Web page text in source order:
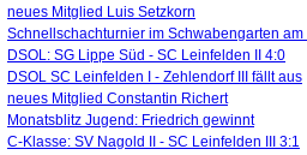
neues Mitglied Luis Setzkorn
Schnellschachturnier im Schwabengarten
DSOL: SG Lippe Süd - SC Leinfelden II 4:0
DSOL SC Leinfelden I - Zehlendorf III fällt aus
neues Mitglied Constantin Richert
Monatsblitz Jugend: Friedrich gewinnt
C-Klasse: SV Nagold II - SC Leinfelden III 3:1